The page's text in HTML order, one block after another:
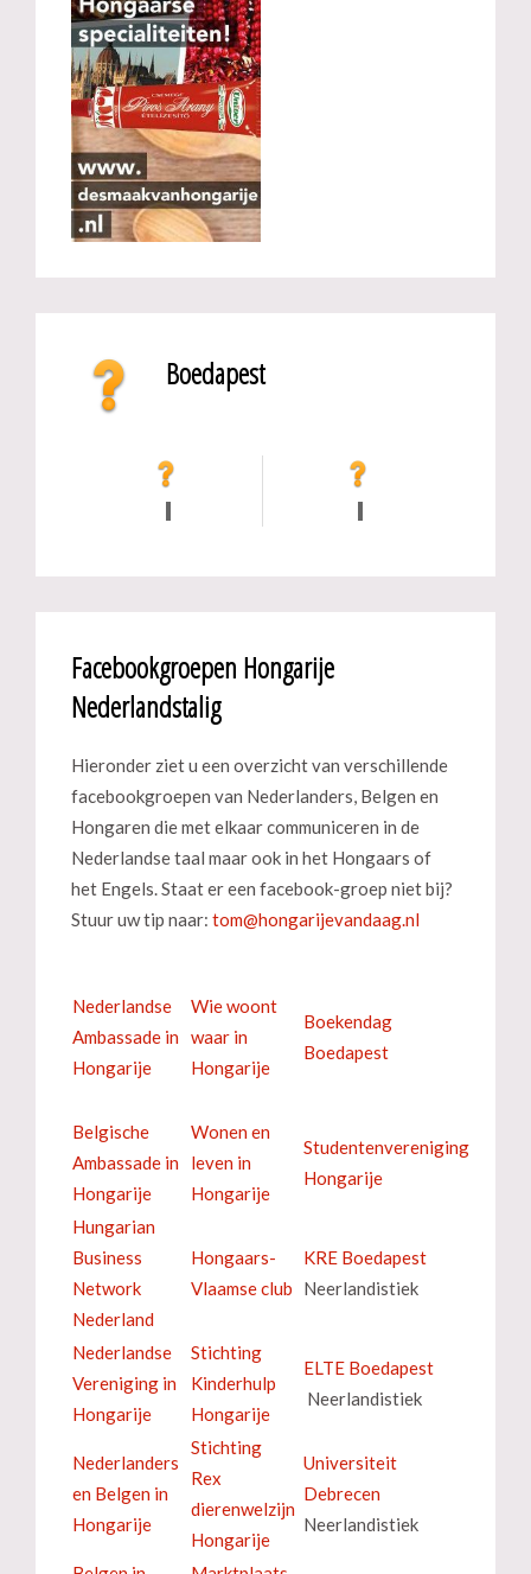
Boedapest
Facebookgroepen Hongarije
Nederlandstalig
Hieronder ziet u een overzicht van verschillende
facebookgroepen van Nederlanders, Belgen en
Hongaren die met elkaar communiceren in de
Nederlandse taal maar ook in het Hongaars of
het Engels. Staat er een facebook-groep niet bij?
Stuur uw tip naar:
Nederlandse
Ambassade in
Hongarije
Wie woont
waar in
Hongarije
Boekendag
Boedapest
Belgische
Ambassade in
Hongarije
Wonen en
leven in
Hongarije
Studentenvereniging
Hongarije
Hungarian
Business
Network
Nederland
Hongaars-
Vlaamse club
KRE Boedapest
Neerlandistiek
Nederlandse
Vereniging in
Hongarije
Stichting
Kinderhulp
Hongarije
ELTE Boedapest
Neerlandistiek
Nederlanders
en Belgen in
Hongarije
Stichting
Rex
dierenwelzijn
Hongarije
Universiteit
Debrecen
Neerlandistiek